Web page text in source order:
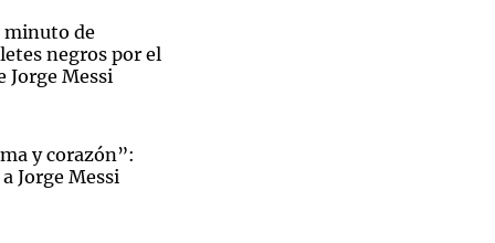
minuto de
negros por el
Jorge Messi
y corazón”:
Jorge Messi